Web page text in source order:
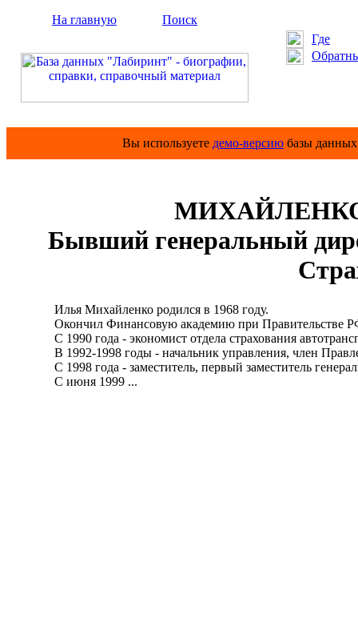
На главную
Поиск
Где
Вы используете демо-версию базы
МИХАЙЛЕНКО
Бывший генеральный
Илья Михайленко родился в 1968 году.
Окончил Финансовую академию при Правительстве
С 1990 года - экономист отдела страхования
В 1992-1998 годы - начальник управления, член
С 1998 года - заместитель, первый заместитель
С июня 1999 ...